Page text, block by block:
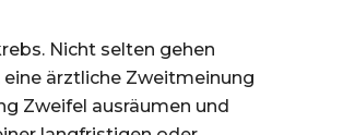
Nicht selten gehen
eine ärztliche Zweitmeinung
Zweifel ausräumen und